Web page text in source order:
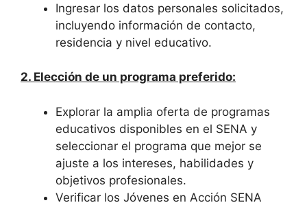
Ingresar los datos personales solicitados,
incluyendo información de contacto,
residencia y nivel educativo.
2. Elección de un programa preferido:
Explorar la amplia oferta de programas
educativos disponibles en el SENA y
seleccionar el programa que mejor se
ajuste a los intereses, habilidades y
objetivos profesionales.
Verificar los Jóvenes en Acción SENA